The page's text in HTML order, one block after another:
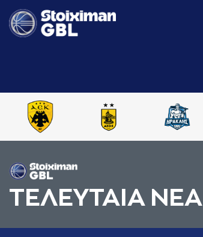
ΤΕΛΕΥΤΑΙΑ ΝΕΑ